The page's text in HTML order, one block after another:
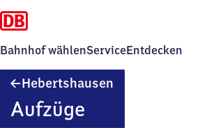
Bahnhof wählenServiceEntdecken
Hebertshausen
Aufzüge